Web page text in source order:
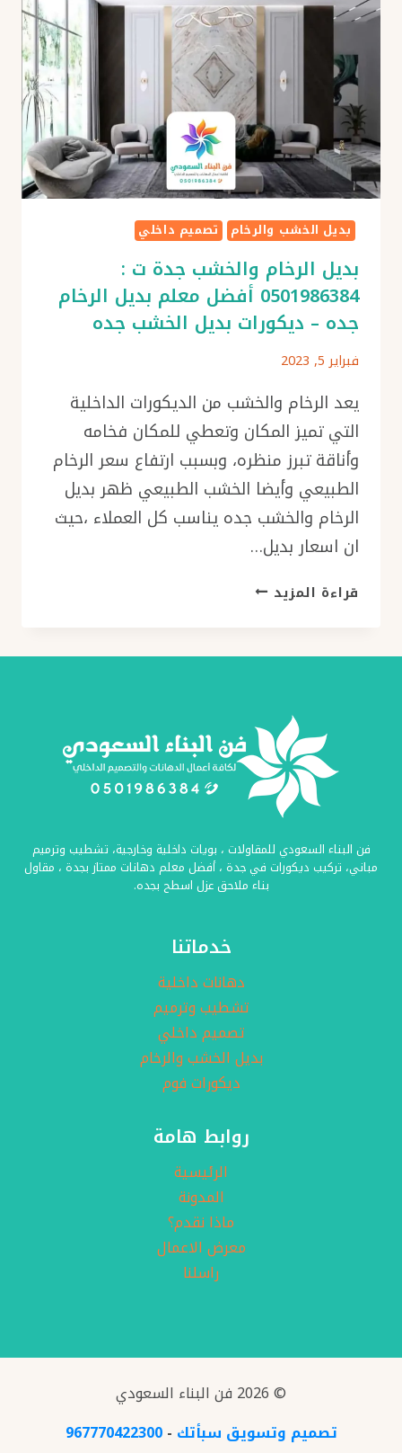
0501986384
ديكورات
مداخل
بديل
الخشب
–
مطابخ
بديل
الخشب
–
محل
بيع
بديل
الخشب
جدة
بديل الخشب والرخام تصميم داخلي
بديل الرخام والخشب جدة ت :
0501986384 أفضل معلم بديل الرخام
جده – ديكورات بديل الخشب جده
فبراير 5, 2023
يعد الرخام والخشب من الديكورات الداخلية
التي تميز المكان وتعطي للمكان فخامه
وأناقة تبرز منظره، وبسبب ارتفاع سعر الرخام
الطبيعي وأيضا الخشب الطبيعي ظهر بديل
الرخام والخشب جده يناسب كل العملاء ،حيث
ان اسعار بديل…
قراءة المزيد بديل
جدة
0501986384
أفضل
معلم
بديل
–
ديكورات
فن البناء السعودي للمقاولات ، بويات داخلية وخارجية، تشطيب وترميم
مباني، تركيب ديكورات في جدة ، أفضل معلم دهانات ممتاز بجدة ، مقاول
بناء ملاحق عزل اسطح بجده.
خدماتنا
دهانات داخلية
تشطيب وترميم
تصميم داخلي
بديل الخشب والرخام
ديكورات فوم
روابط هامة
الرئيسية
المدونة
ماذا نقدم؟
معرض الاعمال
راسلنا
© 2026 فن البناء السعودي
تصميم وتسويق سبأتك -
967770422300
عرض خاص
اليوم
اتصل الان